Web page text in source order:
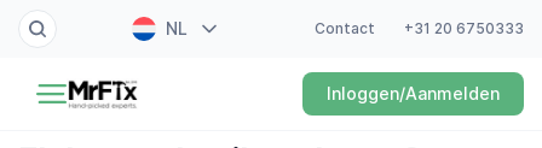
NL Contact +31 20 6750333
Inloggen/Aanmelden
Schilder
Elektricien